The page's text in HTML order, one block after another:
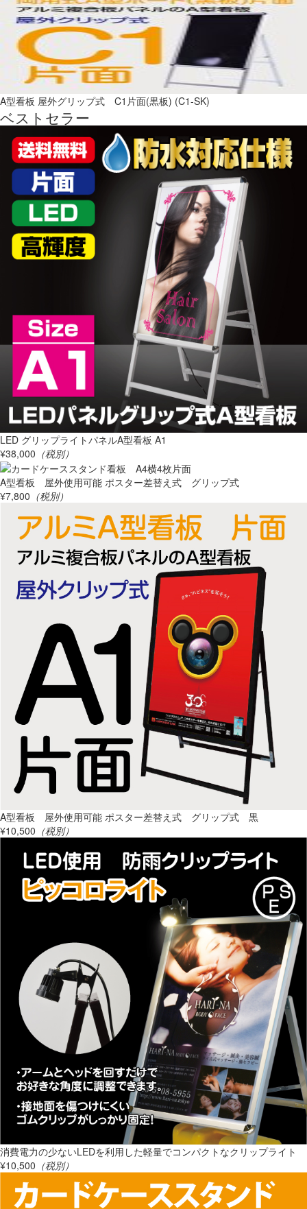
A型看板 屋外グリップ式 C1片面(黒板) (C1-SK)
ベストセラー
LED グリップライトパネルA型看板 A1
¥38,000 （税別）
A型看板 屋外使用可能 ポスター差替え式 グリップ式
¥7,800 （税別）
A型看板 屋外使用可能 ポスター差替え式 グリップ式 黒
¥10,500 （税別）
消費電力の少ないLEDを利用した軽量でコンパクトなクリップライト
¥10,500 （税別）